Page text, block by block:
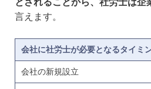
言えます。
会社に社労士が必要となるタイミ
会社の新規設立